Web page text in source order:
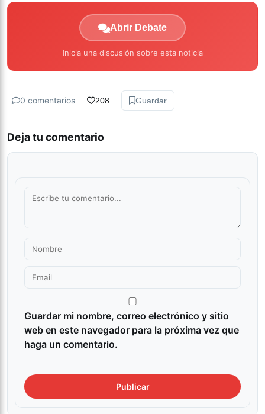
Abrir Debate
Inicia una discusión sobre esta noticia
0 comentarios 208 Guardar
Deja tu comentario
Guardar mi nombre, correo electrónico y sitio
web en este navegador para la próxima vez que
haga un comentario.